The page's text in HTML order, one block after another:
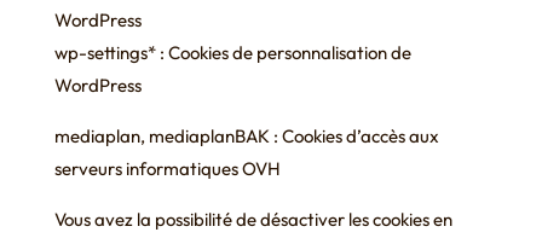
WordPress
wp-settings* : Cookies de personnalisation de
WordPress
mediaplan, mediaplanBAK : Cookies d’accès aux
serveurs informatiques OVH
Vous avez la possibilité de désactiver les cookies en